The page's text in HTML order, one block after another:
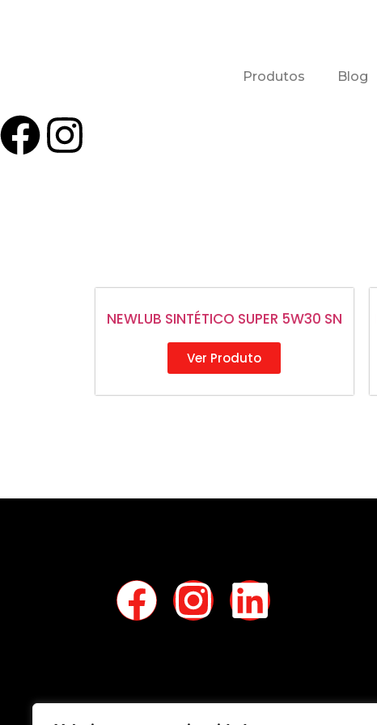
Produtos Blog
NEWLUB SINTÉTICO SUPER 5W30 SN
Ver Produto